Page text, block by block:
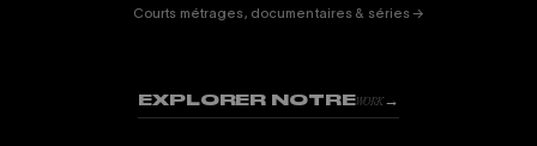
Courts métrages, documentaires & séries →
EXPLORER NOTREWORK→